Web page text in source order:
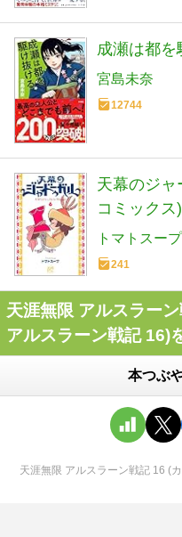
成瀬は都を
宮島未奈
12744
天幕のジャ
コミックス)
トマトスープ
241
天涯無限 アルスラー
アルスラーン戦記 16)
本つぶ
天涯無限 アルスラーン戦記 16 (